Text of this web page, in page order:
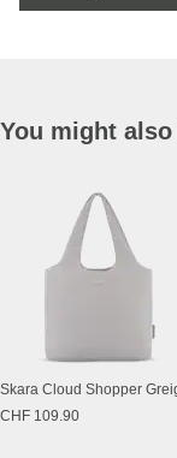
You might
Skara Cloud Shopper
CHF 109.90